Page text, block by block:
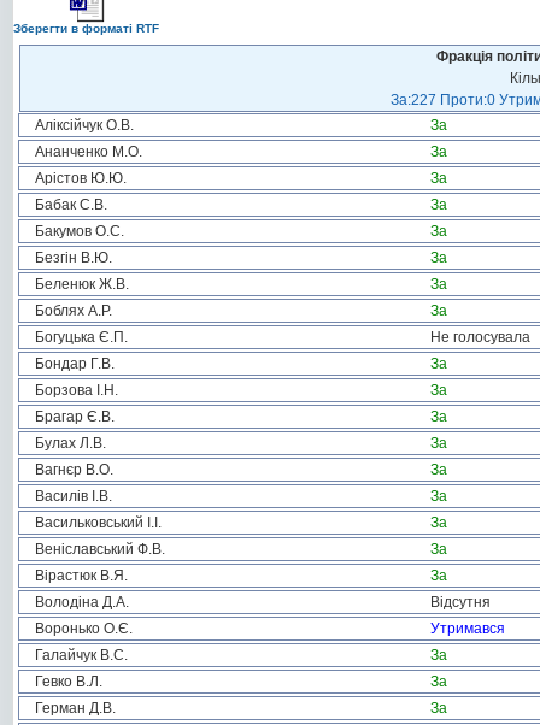
Зберегти в форматі RTF
Фракція
За:227 Проти:0
Аліксійчук О.В.
За
Ананченко М.О.
За
Арістов Ю.Ю.
За
Бабак С.В.
За
Бакумов О.С.
За
Безгін В.Ю.
За
Беленюк Ж.В.
За
Боблях А.Р.
За
Богуцька Є.П.
Не голосувала
Бондар Г.В.
За
Борзова І.Н.
За
Брагар Є.В.
За
Булах Л.В.
За
Вагнєр В.О.
За
Василів І.В.
За
Васильковський І.І.
За
Веніславський Ф.В.
За
Вірастюк В.Я.
За
Володіна Д.А.
Відсутня
Воронько О.Є.
Утримався
Галайчук В.С.
За
Гевко В.Л.
За
Герман Д.В.
За